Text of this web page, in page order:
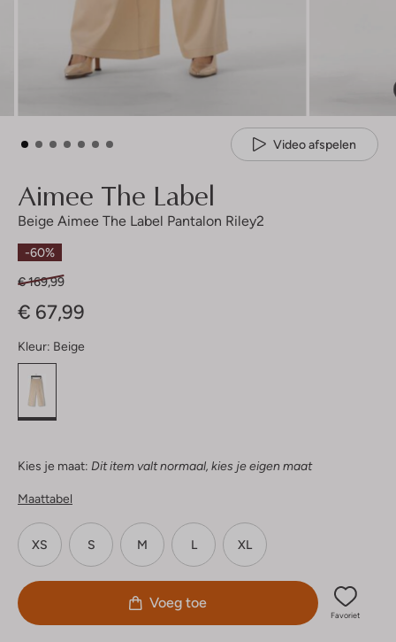
Video afspelen
Aimee The Label
Beige Aimee The Label Pantalon Riley2
-60%
€ 169,99
€ 67,99
Kleur: Beige
Kies je maat: Dit item valt normaal, kies je eigen maat
Maattabel
XS S M L XL
Voeg toe
Favoriet